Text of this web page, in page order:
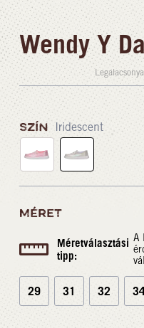
Wendy Y
SZÍN Iridescent
MÉRET
Méretválasztási
tipp:
A
29 31 32